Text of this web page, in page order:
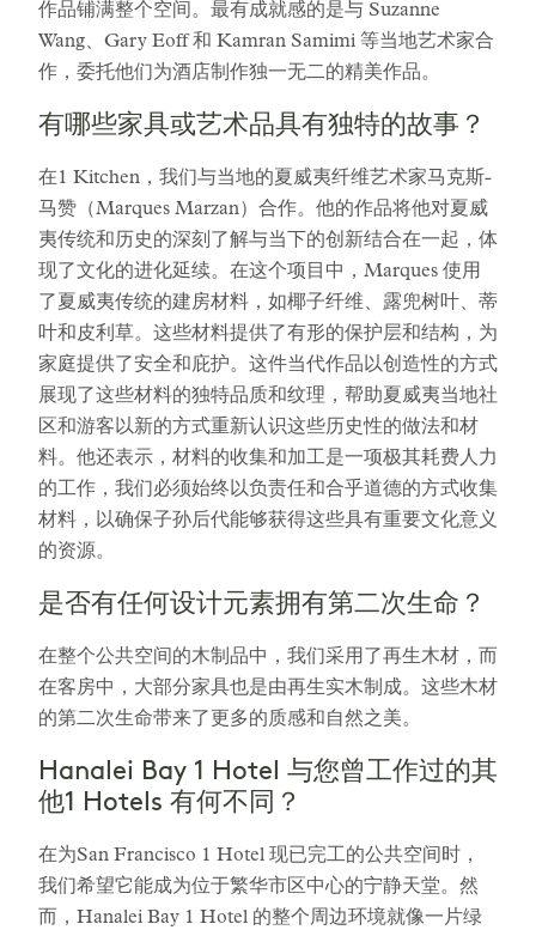
作品铺满整个空间。最有成就感的是与 Suzanne
Wang、Gary Eoff 和 Kamran Samimi 等当地艺术家合
作，委托他们为酒店制作独一无二的精美作品。
有哪些家具或艺术品具有独特的故事？
在1 Kitchen，我们与当地的夏威夷纤维艺术家马克斯-
马赞（Marques Marzan）合作。他的作品将他对夏威
夷传统和历史的深刻了解与当下的创新结合在一起，体
现了文化的进化延续。在这个项目中，Marques 使用
了夏威夷传统的建房材料，如椰子纤维、露兜树叶、蒂
叶和皮利草。这些材料提供了有形的保护层和结构，为
家庭提供了安全和庇护。这件当代作品以创造性的方式
展现了这些材料的独特品质和纹理，帮助夏威夷当地社
区和游客以新的方式重新认识这些历史性的做法和材
料。他还表示，材料的收集和加工是一项极其耗费人力
的工作，我们必须始终以负责任和合乎道德的方式收集
材料，以确保子孙后代能够获得这些具有重要文化意义
的资源。
是否有任何设计元素拥有第二次生命？
在整个公共空间的木制品中，我们采用了再生木材，而
在客房中，大部分家具也是由再生实木制成。这些木材
的第二次生命带来了更多的质感和自然之美。
Hanalei Bay 1 Hotel 与您曾工作过的其
他1 Hotels 有何不同？
在为San Francisco 1 Hotel 现已完工的公共空间时，
我们希望它能成为位于繁华市区中心的宁静天堂。然
而，Hanalei Bay 1 Hotel 的整个周边环境就像一片绿